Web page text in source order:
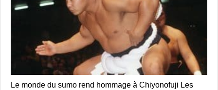
Le monde du sumo rend hommage à Chiyonofuji Les